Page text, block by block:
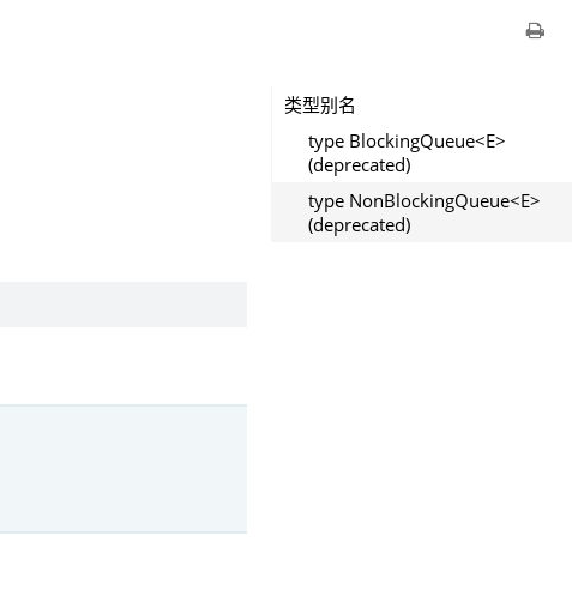
类型别名
type BlockingQueue<E>
(deprecated)
type NonBlockingQueue<E>
(deprecated)